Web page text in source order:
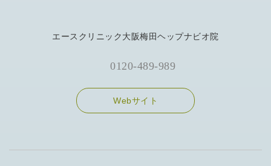
エースクリニック大阪梅田ヘップナビオ院
0120-489-989
Webサイト